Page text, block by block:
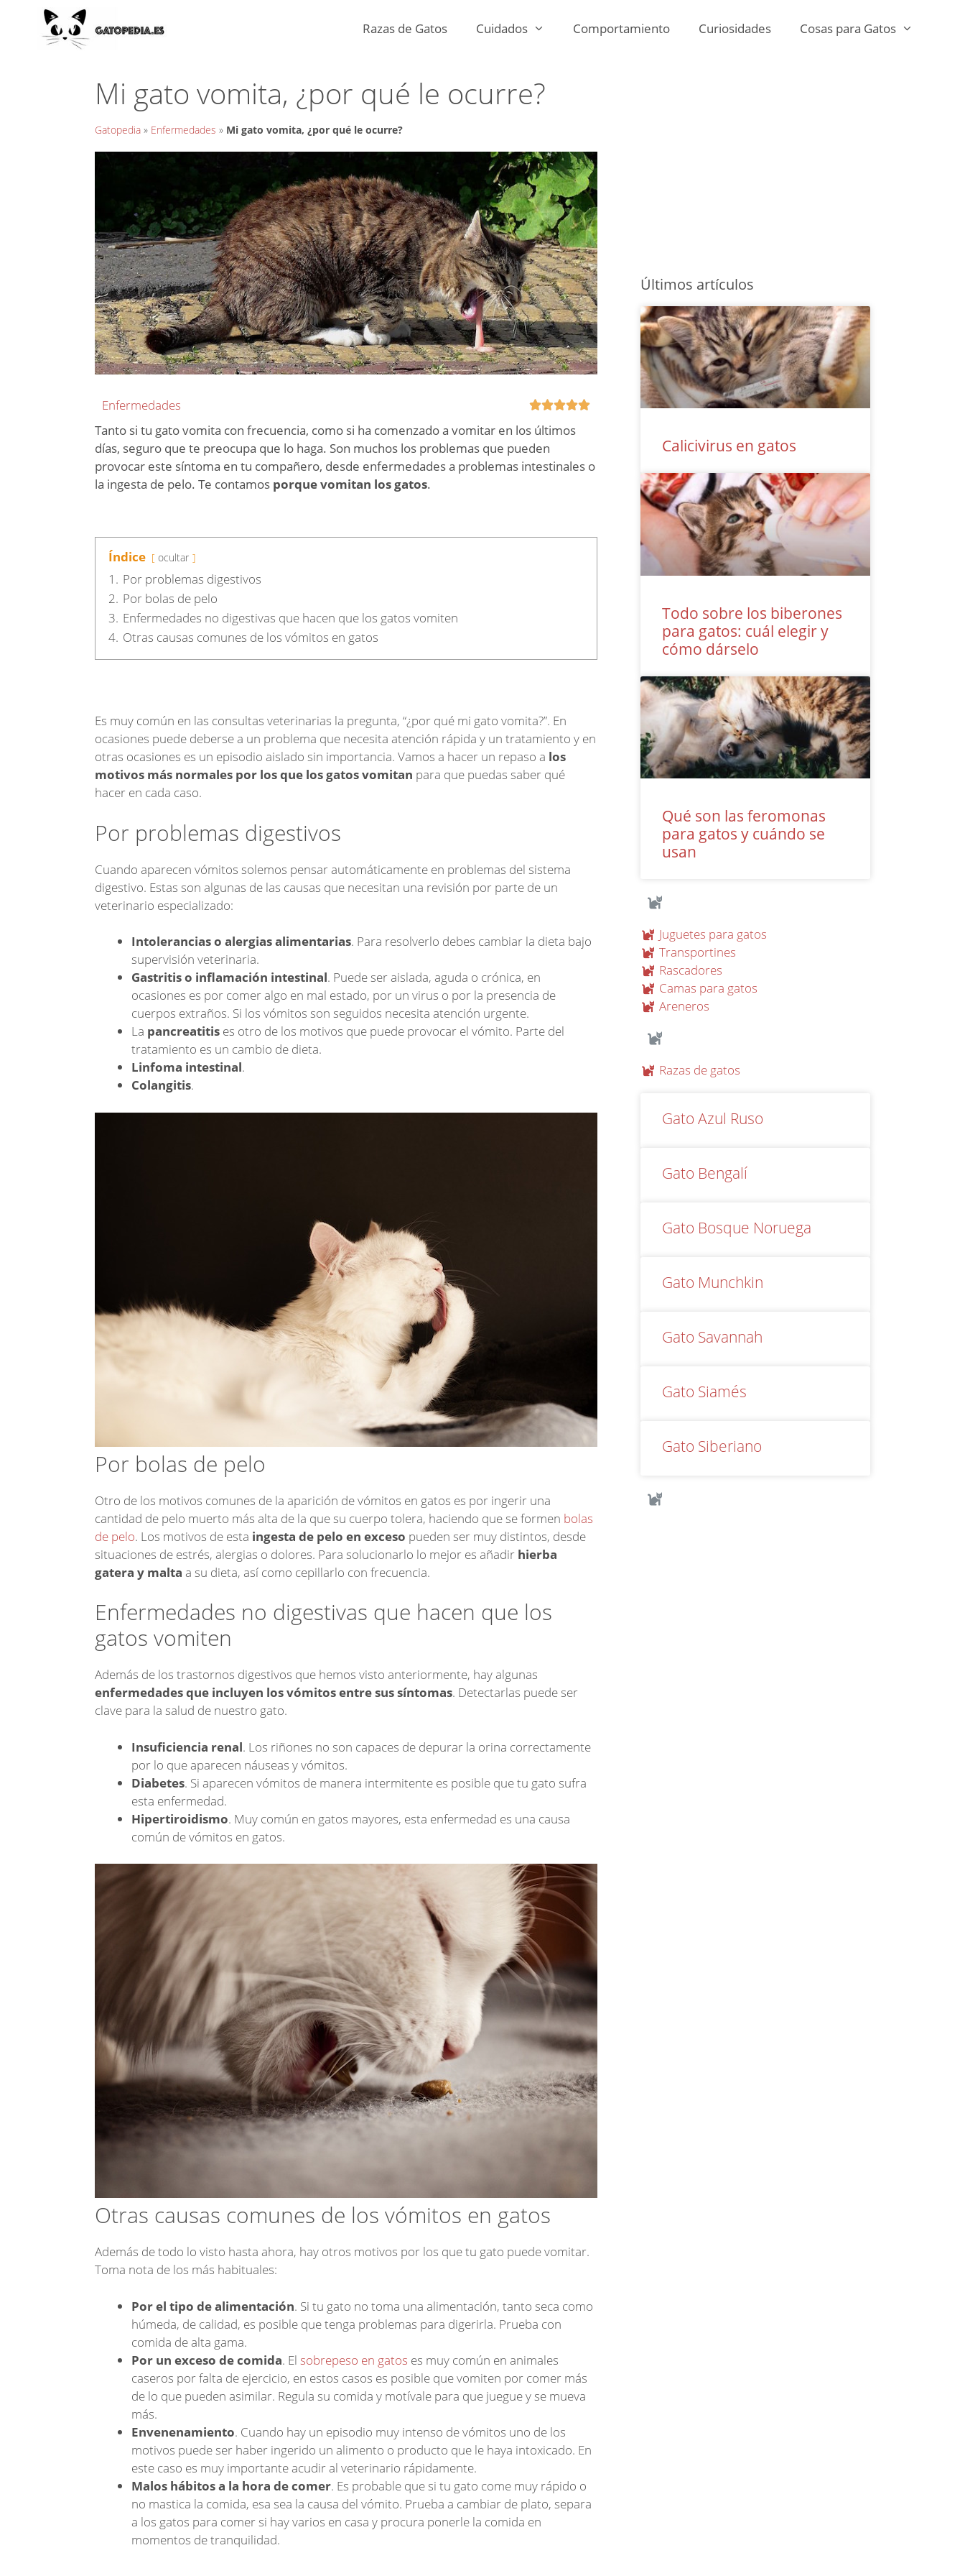
Razas de Gatos Cuidados Comportamiento Curiosidades Cosas para Gatos
Mi gato vomita, ¿por qué le ocurre?
Gatopedia » Enfermedades » Mi gato vomita, ¿por qué le ocurre?
Enfermedades 
Tanto si tu gato vomita con frecuencia, como si ha comenzado a vomitar en los últimos
días, seguro que te preocupa que lo haga. Son muchos los problemas que pueden
provocar este síntoma en tu compañero, desde enfermedades a problemas intestinales o
la ingesta de pelo. Te contamos porque vomitan los gatos.
Índice ocultar
1. Por problemas digestivos
2. Por bolas de pelo
3. Enfermedades no digestivas que hacen que los gatos vomiten
4. Otras causas comunes de los vómitos en gatos
Es muy común en las consultas veterinarias la pregunta, “¿por qué mi gato vomita?”. En
ocasiones puede deberse a un problema que necesita atención rápida y un tratamiento y en
otras ocasiones es un episodio aislado sin importancia. Vamos a hacer un repaso a los
motivos más normales por los que los gatos vomitan para que puedas saber qué
hacer en cada caso.
Por problemas digestivos
Cuando aparecen vómitos solemos pensar automáticamente en problemas del sistema
digestivo. Estas son algunas de las causas que necesitan una revisión por parte de un
veterinario especializado:
Intolerancias o alergias alimentarias. Para resolverlo debes cambiar la dieta bajo
supervisión veterinaria.
Gastritis o inflamación intestinal. Puede ser aislada, aguda o crónica, en
ocasiones es por comer algo en mal estado, por un virus o por la presencia de
cuerpos extraños. Si los vómitos son seguidos necesita atención urgente.
La pancreatitis es otro de los motivos que puede provocar el vómito. Parte del
tratamiento es un cambio de dieta.
Linfoma intestinal.
Colangitis.
Por bolas de pelo
Otro de los motivos comunes de la aparición de vómitos en gatos es por ingerir una
cantidad de pelo muerto más alta de la que su cuerpo tolera, haciendo que se formen bolas
de pelo. Los motivos de esta ingesta de pelo en exceso pueden ser muy distintos, desde
situaciones de estrés, alergias o dolores. Para solucionarlo lo mejor es añadir hierba
gatera y malta a su dieta, así como cepillarlo con frecuencia.
Enfermedades no digestivas que hacen que los
gatos vomiten
Además de los trastornos digestivos que hemos visto anteriormente, hay algunas
enfermedades que incluyen los vómitos entre sus síntomas. Detectarlas puede ser
clave para la salud de nuestro gato.
Insuficiencia renal. Los riñones no son capaces de depurar la orina correctamente
por lo que aparecen náuseas y vómitos.
Diabetes. Si aparecen vómitos de manera intermitente es posible que tu gato sufra
esta enfermedad.
Hipertiroidismo. Muy común en gatos mayores, esta enfermedad es una causa
común de vómitos en gatos.
Otras causas comunes de los vómitos en gatos
Además de todo lo visto hasta ahora, hay otros motivos por los que tu gato puede vomitar.
Toma nota de los más habituales:
Por el tipo de alimentación. Si tu gato no toma una alimentación, tanto seca como
húmeda, de calidad, es posible que tenga problemas para digerirla. Prueba con
comida de alta gama.
Por un exceso de comida. El sobrepeso en gatos es muy común en animales
caseros por falta de ejercicio, en estos casos es posible que vomiten por comer más
de lo que pueden asimilar. Regula su comida y motívale para que juegue y se mueva
más.
Envenenamiento. Cuando hay un episodio muy intenso de vómitos uno de los
motivos puede ser haber ingerido un alimento o producto que le haya intoxicado. En
este caso es muy importante acudir al veterinario rápidamente.
Malos hábitos a la hora de comer. Es probable que si tu gato come muy rápido o
no mastica la comida, esa sea la causa del vómito. Prueba a cambiar de plato, separa
a los gatos para comer si hay varios en casa y procura ponerle la comida en
momentos de tranquilidad.
Últimos artículos
Calicivirus en gatos
Todo sobre los biberones
para gatos: cuál elegir y
cómo dárselo
Qué son las feromonas
para gatos y cuándo se
usan
Juguetes para gatos
Transportines
Rascadores
Camas para gatos
Areneros
Razas de gatos
Gato Azul Ruso
Gato Bengalí
Gato Bosque Noruega
Gato Munchkin
Gato Savannah
Gato Siamés
Gato Siberiano